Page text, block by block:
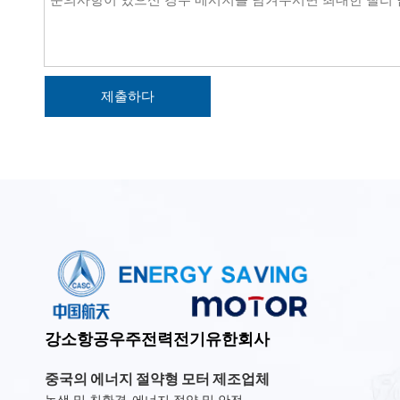
제출하다
강소항공우주전력전기유한회사
중국의 에너지 절약형 모터 제조업체